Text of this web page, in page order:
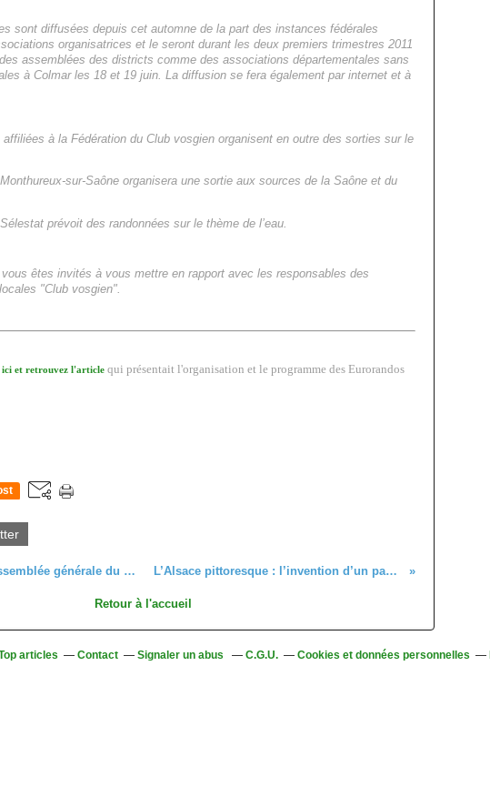
sont diffusées depuis cet automne de la part des instances fédérales
organisatrices et le seront durant les deux premiers trimestres 2011
assemblées des districts comme des associations départementales sans
à Colmar les 18 et 19 juin. La diffusion se fera également par internet et à
à la Fédération du Club vosgien organisent en outre des sorties sur le
sur-Saône organisera une sortie aux sources de la Saône et du
prévoit des randonnées sur le thème de l’eau.
êtes invités à vous mettre en rapport avec les responsables des
"Club vosgien".
ici et retrouvez l'article qui présentait l'organisation et le programme des Eurorandos
Dimanche 3 avril - Assemblée générale du Club à Mittelwihr (1/2) L’Alsace pittoresque : l’invention d’un paysage 1770-1870 (1/2)
Retour à l'accueil
articles Contact Signaler un abus C.G.U. Cookies et données personnelles